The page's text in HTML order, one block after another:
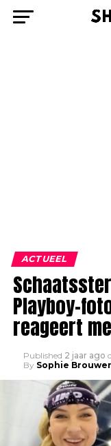
ACTUEEL
Playboy-
reageert
Published 2 jaar ago
By Sophie Brouwer